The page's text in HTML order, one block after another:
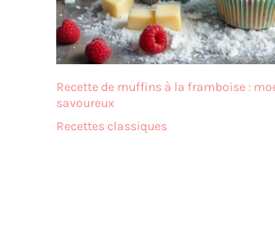
Avec leur trou
suspension
spatules
accrochées
rangement
Recette de muffins à la framboise :
savoureux
Recettes classiques